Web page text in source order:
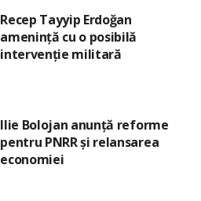
Recep Tayyip Erdoğan
amenință cu o posibilă
intervenție militară
Ilie Bolojan anunță reforme
pentru PNRR și relansarea
economiei